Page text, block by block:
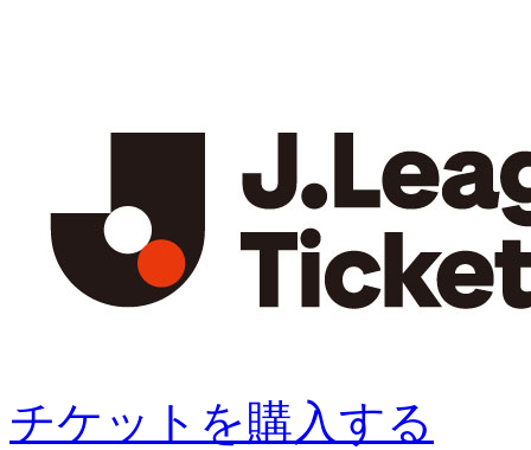
チケットを購入する